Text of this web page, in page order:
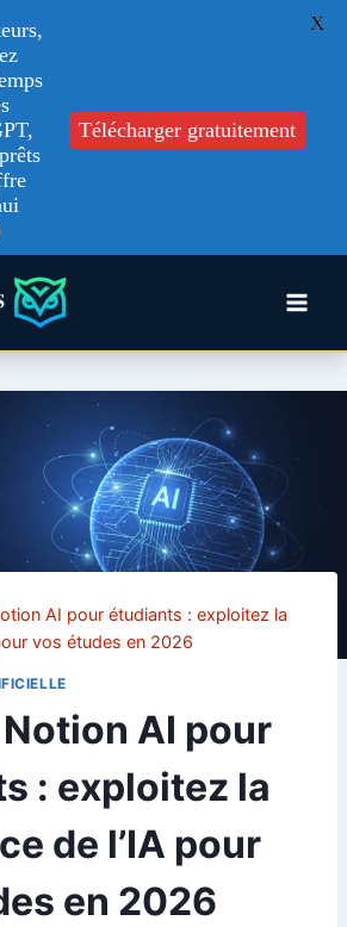
AI pour étudiants : exploitez la
vos études en 2026
AI pour
: exploitez la
de l’IA pour
en 2026
Télécharger gratuitement
X